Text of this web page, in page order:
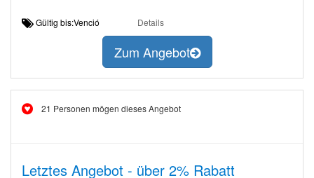
Gültig bis:Venció Details
Zum Angebot
21 Personen mögen dieses Angebot
Letztes Angebot - über 2% Rabatt